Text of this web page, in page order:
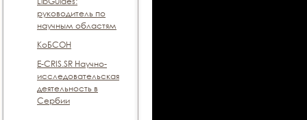
руководитель по
научным областям
КоБСОН
E-CRIS.SR Научно-
исследовательская
деятельность в
Сербии